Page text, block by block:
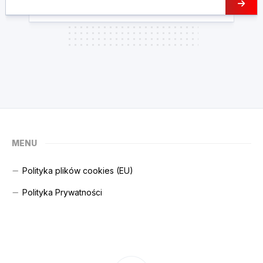
MENU
Polityka plików cookies (EU)
Polityka Prywatności